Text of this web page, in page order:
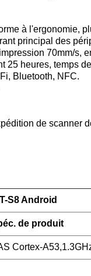
à l'ergonomie,
principal des
70mm/
heures, temps
Bluetooth, NFC.
de scanner
S8 Android
de produit
Cortex-